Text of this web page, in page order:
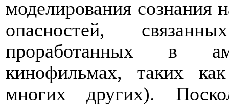
моделирования сознания
опасностей,
проработанных в
кинофильмах, таких
многих других).